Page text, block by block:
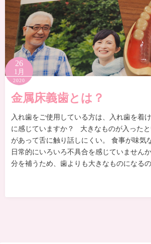
26
1月
2020
金属床義歯とは？
入れ歯をご使用している方は、入れ歯を着
に感じていますか？ 大きなものが入った
があって舌に触り話しにくい。 食事が味気
日常的にいろいろ不具合を感じていません
分を補うため、歯よりも大きなものになる